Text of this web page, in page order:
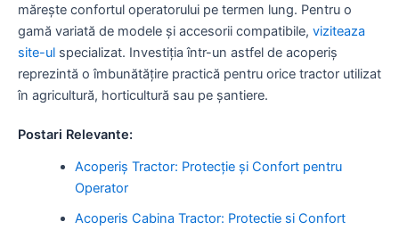
mărește confortul operatorului pe termen lung. Pentru o
gamă variată de modele și accesorii compatibile, viziteaza
site-ul specializat. Investiția într-un astfel de acoperiș
reprezintă o îmbunătățire practică pentru orice tractor utilizat
în agricultură, horticultură sau pe șantiere.
Postari Relevante:
Acoperiș Tractor: Protecție și Confort pentru
Operator
Acoperis Cabina Tractor: Protectie si Confort